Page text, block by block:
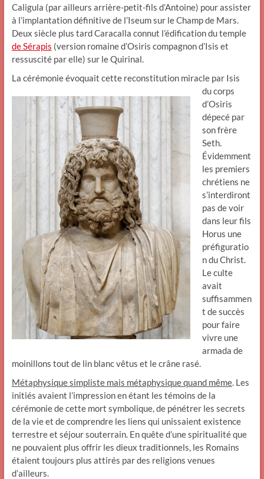
Caligula (par ailleurs arrière-petit-fils d’Antoine) pour assister
à l’implantation définitive de l’Iseum sur le Champ de Mars.
Deux siècle plus tard Caracalla connut l’édification du temple
de Sérapis (version romaine d’Osiris compagnon d’Isis et
ressuscité par elle) sur le Quirinal.
La cérémonie évoquait cette reconstitution miracle par Isis
du corps
d’Osiris
dépecé par
son frère
Seth.
Évidemment
les premiers
chrétiens ne
s’interdiront
pas de voir
dans leur fils
Horus une
préfiguratio
n du Christ.
Le culte
avait
suffisammen
t de succès
pour faire
vivre une
armada de
moinillons tout de lin blanc vêtus et le crâne rasé.
Métaphysique simpliste mais métaphysique quand même. Les
initiés avaient l’impression en étant les témoins de la
cérémonie de cette mort symbolique, de pénétrer les secrets
de la vie et de comprendre les liens qui unissaient existence
terrestre et séjour souterrain. En quête d’une spiritualité que
ne pouvaient plus offrir les dieux traditionnels, les Romains
étaient toujours plus attirés par des religions venues
d’ailleurs.